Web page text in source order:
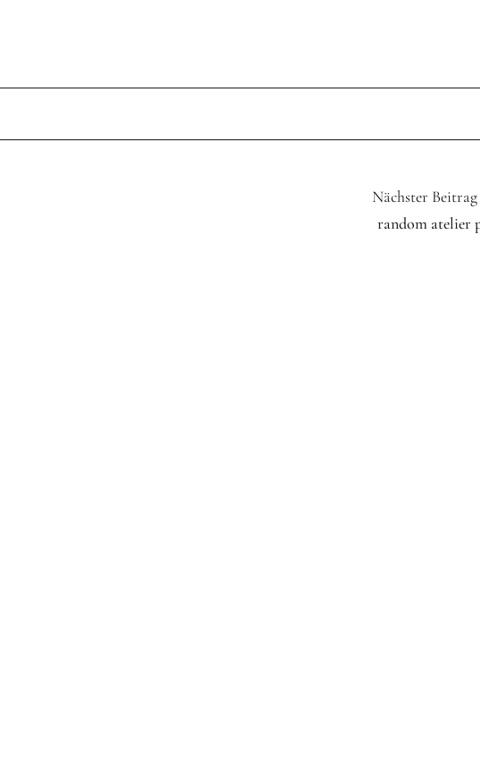
Nächster Beitrag
random atelier